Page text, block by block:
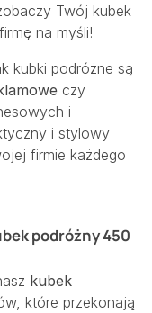
Twój kubek
na myśli!
kubki podróżne są
czy
i
i stylowy
firmie każdego
podróżny 450
kubek
które przekonają